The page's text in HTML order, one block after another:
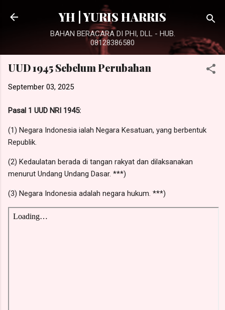
Langsung ke konten utama
YH | YURIS HARRIS
BAHAN BERACARA DI PHI, DLL - HUB.
08128386580
UUD 1945 Sebelum Perubahan
September 03, 2025
Pasal 1 UUD NRI 1945:
(1) Negara Indonesia ialah Negara Kesatuan, yang berbentuk
Republik.
(2) Kedaulatan berada di tangan rakyat dan dilaksanakan
menurut Undang­ Undang Dasar. ***)
(3) Negara Indonesia adalah negara hukum. ***)